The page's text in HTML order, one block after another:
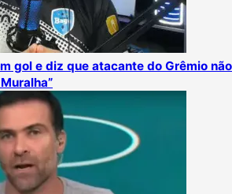
gol e diz que atacante do Grêmio não